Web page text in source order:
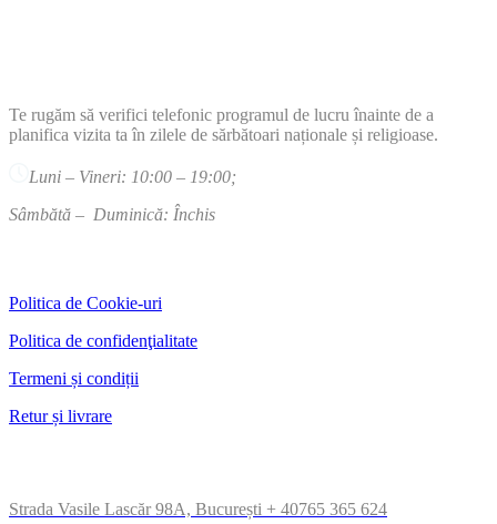
Te rugăm să verifici telefonic programul de lucru înainte de a
planifica vizita ta în zilele de sărbătoari naționale și religioase.
Luni – Vineri: 10:00 – 19:00;
Sâmbătă – Duminică: Închis
Politica de Cookie-uri
Politica de confidenţialitate
Termeni și condiții
Retur și livrare
Strada Vasile Lascăr 98A, București + 40765 365 624